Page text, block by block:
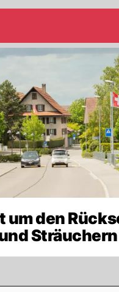
um den
Sträuchern